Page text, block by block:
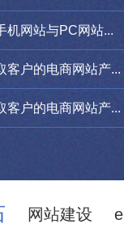
机网站与PC网站...
客户的电商网站产...
客户的电商网站产...
网站建设